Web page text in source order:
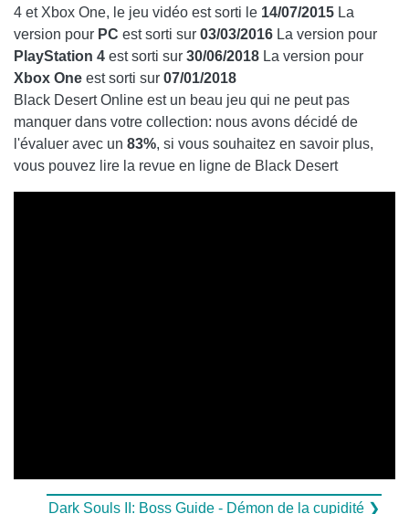
4 et Xbox One, le jeu vidéo est sorti le 14/07/2015 La
version pour PC est sorti sur 03/03/2016 La version pour
PlayStation 4 est sorti sur 30/06/2018 La version pour
Xbox One est sorti sur 07/01/2018
Black Desert Online est un beau jeu qui ne peut pas
manquer dans votre collection: nous avons décidé de
l'évaluer avec un 83%, si vous souhaitez en savoir plus,
vous pouvez lire la revue en ligne de Black Desert
Dark Souls II: Boss Guide - Démon de la cupidité ❯